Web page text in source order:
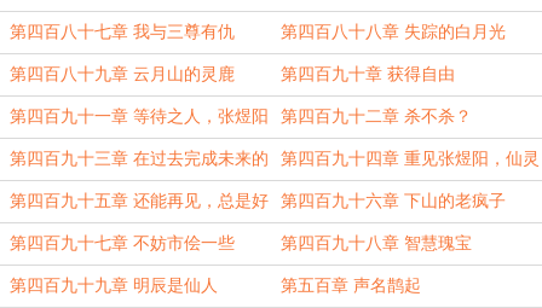
第四百八十七章 我与三尊有仇 第四百八十八章 失踪的白月光
第四百八十九章 云月山的灵鹿 第四百九十章 获得自由
第四百九十一章 等待之人，张煜阳 第四百九十二章 杀不杀？
第四百九十三章 在过去完成未来的
约定
第四百九十四章 重见张煜阳，仙灵
之基
第四百九十五章 还能再见，总是好
的
第四百九十六章 下山的老疯子
第四百九十七章 不妨市侩一些 第四百九十八章 智慧瑰宝
第四百九十九章 明辰是仙人 第五百章 声名鹊起